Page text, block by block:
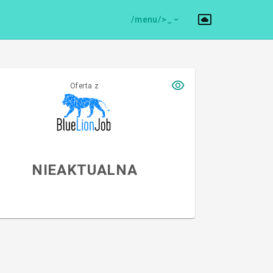
/menu/>
Oferta z
NIEAKTUALNA